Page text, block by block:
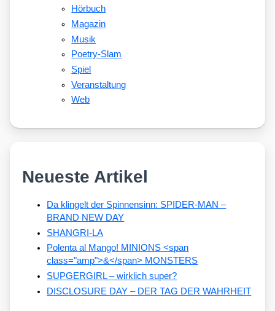
Hörbuch
Magazin
Musik
Poetry-Slam
Spiel
Veranstaltung
Web
Neueste Artikel
Da klingelt der Spinnensinn: SPIDER-MAN –
BRAND NEW DAY
SHANGRI-LA
Polenta al Mango! MINIONS <span
class="amp">&</span> MONSTERS
SUPGERGIRL – wirklich super?
DISCLOSURE DAY – DER TAG DER WAHRHEIT